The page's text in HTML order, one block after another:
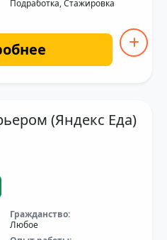
Подработка, Стажировка
(Яндекс Еда)
Гражданство:
Любое